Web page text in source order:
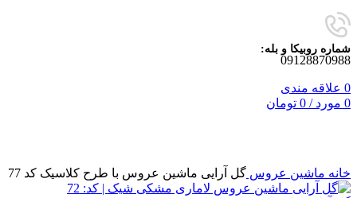
شماره روبیکا و بله:
09128870988
0 علاقه مندی
0 مورد /
0 تومان
خانه ماشین عروس گل آرایی ماشین عروس با طرح کلاسیک کد 77